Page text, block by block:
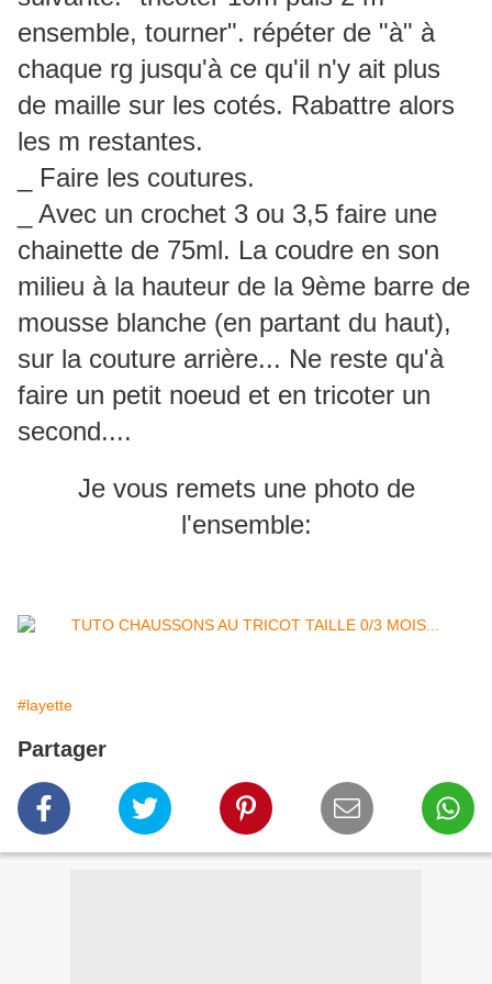
ensemble, tourner". répéter de "à" à
chaque rg jusqu'à ce qu'il n'y ait plus
de maille sur les cotés. Rabattre alors
les m restantes.
_ Faire les coutures.
_ Avec un crochet 3 ou 3,5 faire une
chainette de 75ml. La coudre en son
milieu à la hauteur de la 9ème barre de
mousse blanche (en partant du haut),
sur la couture arrière... Ne reste qu'à
faire un petit noeud et en tricoter un
second....
Je vous remets une photo de
l'ensemble:
#layette
Partager